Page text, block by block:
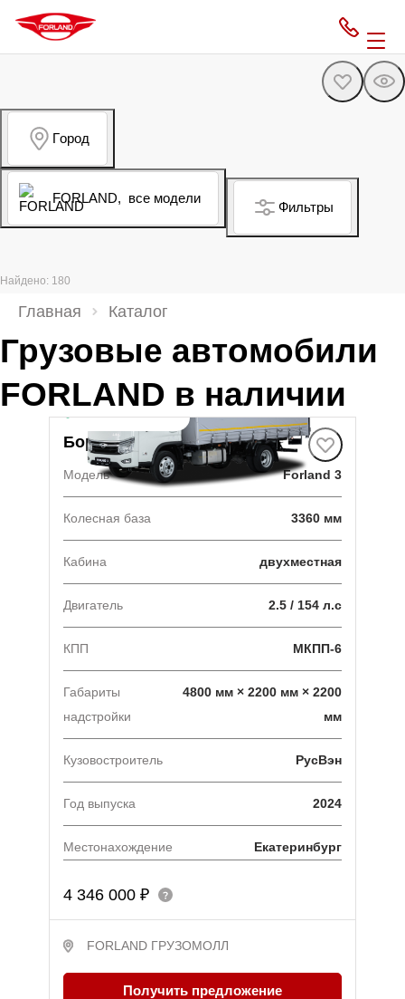
Город
FORLAND, все модели
Фильтры
Найдено: 180
Главная Каталог
Грузовые автомобили
FORLAND в наличии
Борт-штора
Модель Forland 3
Колесная база 3360 мм
Кабина двухместная
Двигатель 2.5 / 154 л.с
КПП МКПП-6
Габариты
надстройки
4800 мм × 2200 мм × 2200
мм
Кузовостроитель РусВэн
Год выпуска 2024
Местонахождение Екатеринбург
4 346 000 ₽
FORLAND ГРУЗОМОЛЛ
Получить предложение